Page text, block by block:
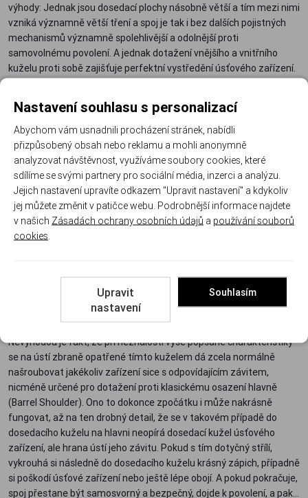
výhody: Jednak jsou dosedací plochy násobně větší a tím mezi nimi
vzniká významně větší tření a spoj je tak i bez dalších pojistných
mechanismů významně spolehlivější a odolnější proti
samovolnému povolení. A jednak dotažení vnějšího a vnitřního
kuželu proti sobě zajišťuje perfektní vystředění úsťového zařízení.
Nevýhodou je fakt, že při neznalosti výše popsané charakteristiky
se na ústí zbraně opatřené tímto kuželem dá zcela normálně
našroubovat jakékoliv zařízení sice s odpovídajícím závitem,
nicméně určené pro dotažení proti klasickému osazení hlavně
(Barrel Shoulder). Ono to dokonce zpočátku i může nakrásně
fungovat, až na ten drobný detail, že se v takovém případě do
dosedacího kuželu na hlavni neopírá dosedací kužel úsťového
zařízení, ale hrana ústí jeho závitu. Pokud s tím dotyčný střílí,
vykrouhá si následně do dosedacího kuželu krásný zápich, případně
si poškodí úsťové zařízení nebo ještě lépe obojí. A pokud pokračuje,
spoj přestane být samosvorný a bezpečný, dojde k povolení, a pak…
Nastavení souhlasu s personalizací
Abychom vám usnadnili procházení stránek, nabídli
přizpůsobený obsah nebo reklamu a mohli anonymně
analyzovat návštěvnost, využíváme soubory cookies, které
sdílíme se svými partnery pro sociální média, inzerci a analýzu.
Jejich nastavení upravíte odkazem "Upravit nastavení" a kdykoliv
jej můžete změnit v patičce webu. Podrobnější informace najdete
v našich Zásadách ochrany osobních údajů a používání souborů
cookies
Upravit
nastavení
Souhlasím